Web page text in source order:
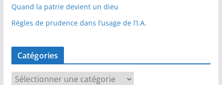
Quand la patrie devient un dieu
Règles de prudence dans l’usage de l’I.A.
Catégories